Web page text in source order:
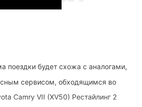
поездки будет схожа с аналогами,
сервисом, обходящимся во
Camry VII (XV50) Рестайлинг 2